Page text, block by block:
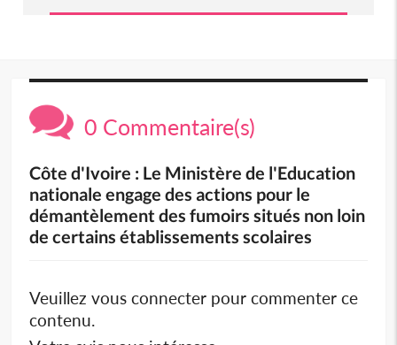
0 Commentaire(s)
Côte d'Ivoire : Le Ministère de l'Education
nationale engage des actions pour le
démantèlement des fumoirs situés non loin
de certains établissements scolaires
Veuillez vous connecter pour commenter ce
contenu.